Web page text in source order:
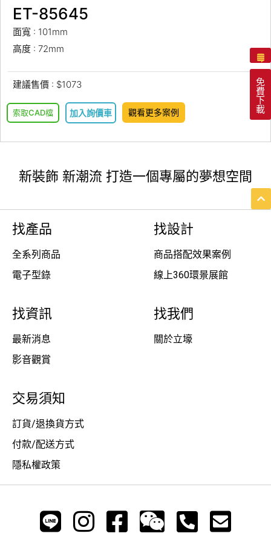
ET-85645
面寬 : 101mm
高度 : 72mm
建議售價 : $1073
索取CAD檔 加入詢價車 觀看更多案例
免
費
下
載
新裝飾 新潮流 打造一個專屬的夢想空間
找產品
全系列商品
電子型錄
找設計
商品搭配效果案例
線上360環景展館
找資訊
最新消息
影音觀賞
找我們
關於立壕
交易須知
訂貨/退換貨方式
付款/配送方式
隱私權政策